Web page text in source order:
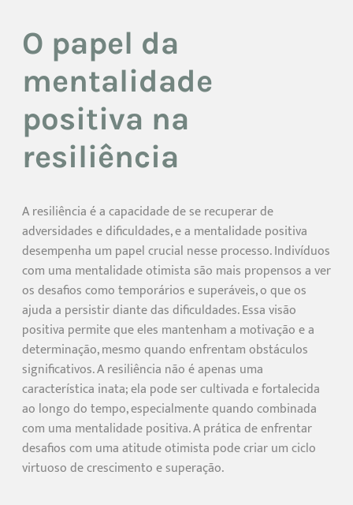
O papel da
mentalidade
positiva na
resiliência
A resiliência é a capacidade de se recuperar de
adversidades e dificuldades, e a mentalidade positiva
desempenha um papel crucial nesse processo. Indivíduos
com uma mentalidade otimista são mais propensos a ver
os desafios como temporários e superáveis, o que os
ajuda a persistir diante das dificuldades. Essa visão
positiva permite que eles mantenham a motivação e a
determinação, mesmo quando enfrentam obstáculos
significativos. A resiliência não é apenas uma
característica inata; ela pode ser cultivada e fortalecida
ao longo do tempo, especialmente quando combinada
com uma mentalidade positiva. A prática de enfrentar
desafios com uma atitude otimista pode criar um ciclo
virtuoso de crescimento e superação.